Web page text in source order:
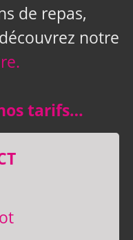
de repas,
notre
tarifs…